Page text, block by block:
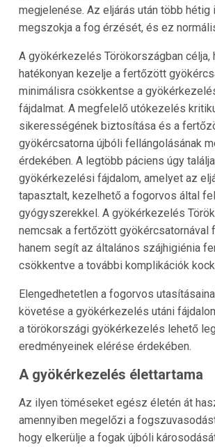
megjelenése. Az eljárás után több hétig
megszokja a fog érzését, és ez
A gyökérkezelés Törökországban célja,
hatékonyan kezelje a fertőzött
minimálisra csökkentse a
fájdalmat. A megfelelő utókezelés
sikerességének biztosítása és a
gyökércsatorna újbóli fellángolásának
érdekében. A legtöbb páciens úgy
gyökérkezelési fájdalom, amelyet az
tapasztalt, kezelhető a fogorvos által
gyógyszerekkel. A gyökérkezelés
nemcsak a fertőzött gyökércsatornával
hanem segít az általános szájhigiénia
csökkentve a további komplikációk
Elengedhetetlen a fogorvos
követése a gyökérkezelés utáni
a törökországi gyökérkezelés lehető
eredményeinek elérése érdekében.
A gyökérkezelés élettartama
Az ilyen töméseket egész életén át
amennyiben megelőzi a
hogy elkerülje a fogak újbóli